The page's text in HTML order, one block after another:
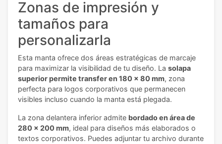
Zonas de impresión y
tamaños para
personalizarla
Esta manta ofrece dos áreas estratégicas de marcaje
para maximizar la visibilidad de tu diseño. La solapa
superior permite transfer en 180 x 80 mm, zona
perfecta para logos corporativos que permanecen
visibles incluso cuando la manta está plegada.
La zona delantera inferior admite bordado en área de
280 x 200 mm, ideal para diseños más elaborados o
textos corporativos. Puedes adjuntar tu archivo durante